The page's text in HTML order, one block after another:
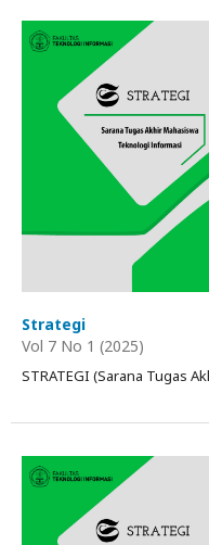
Strategi
Vol 7 No 1 (2025)
STRATEGI (Sarana Tugas